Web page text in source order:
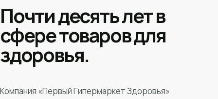
Почти десять лет в
сфере товаров для
здоровья.
Компания «Первый Гипермаркет Здоровья»